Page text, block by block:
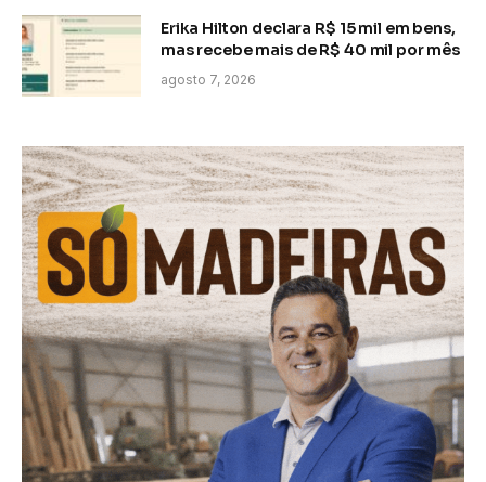
Erika Hilton declara R$ 15 mil em bens,
mas recebe mais de R$ 40 mil por mês
agosto 7, 2026